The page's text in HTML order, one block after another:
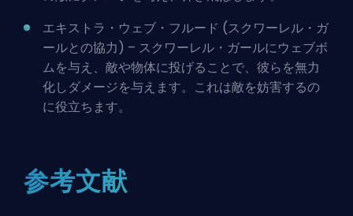
エキストラ・ウェブ・フルード (スクワーレル・ガ
ールとの協力) – スクワーレル・ガールにウェブボ
ムを与え、敵や物体に投げることで、彼らを無力
化しダメージを与えます。これは敵を妨害するの
に役立ちます。
参考文献